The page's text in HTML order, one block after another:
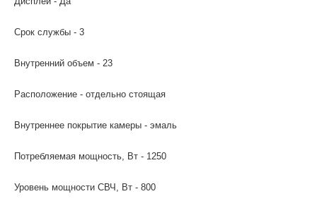
Срок службы - 3
Внутренний объем - 23
Расположение - отдельно стоящая
Внутреннее покрытие камеры - эмаль
Потребляемая мощность, Вт - 1250
Уровень мощности СВЧ, Вт - 800